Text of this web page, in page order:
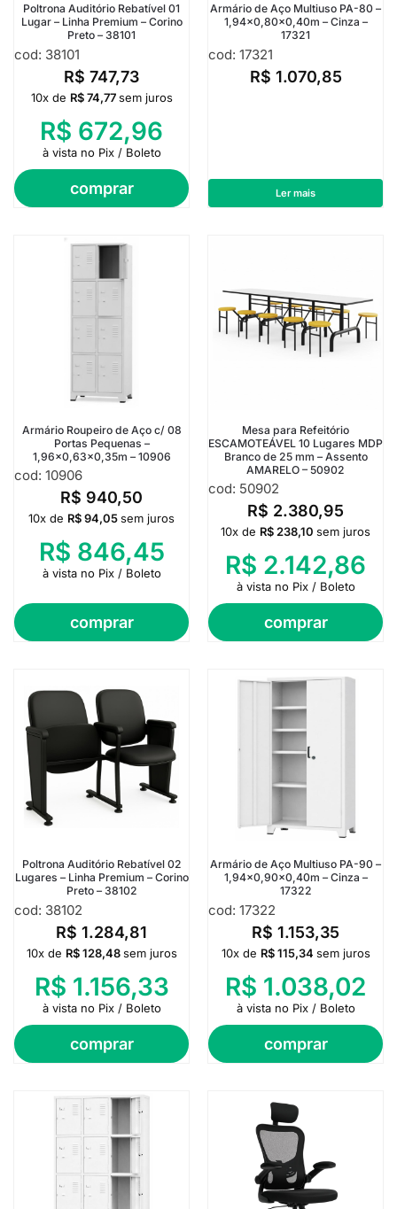
Poltrona Auditório Rebatível 01
Lugar – Linha Premium – Corino
Preto – 38101
cod: 38101
R$ 747,73
comprar
10x de R$74,77 sem juros
R$ 672,96
à vista no Pix / Boleto
Armário de Aço Multiuso PA-80 –
1,94×0,80×0,40m – Cinza –
17321
cod: 17321
R$ 1.070,85
Ler mais
Armário Roupeiro de Aço c/ 08
Portas Pequenas –
1,96×0,63×0,35m – 10906
cod: 10906
R$ 940,50
comprar
10x de R$94,05sem juros
R$ 846,45
à vista no Pix / Boleto
Mesa para Refeitório
ESCAMOTEÁVEL 10 Lugares MDP
Branco de 25 mm – Assento
AMARELO – 50902
cod: 50902
R$ 2.380,95
comprar
10x de R$238,10 sem juros
R$ 2.142,86
à vista no Pix / Boleto
Poltrona Auditório Rebatível 02
Lugares – Linha Premium – Corino
Preto – 38102
cod: 38102
R$ 1.284,81
comprar
10x de R$128,48 sem juros
R$ 1.156,33
à vista no Pix / Boleto
Armário de Aço Multiuso PA-90 –
1,94×0,90×0,40m – Cinza –
17322
cod: 17322
R$ 1.153,35
comprar
10x de R$115,34 sem juros
R$ 1.038,02
à vista no Pix / Boleto